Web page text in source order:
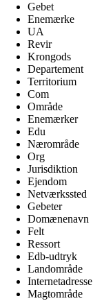
Gebet
Enemærke
UA
Revir
Krongods
Departement
Territorium
Com
Område
Enemærker
Edu
Nærområde
Org
Jurisdiktion
Ejendom
Netværkssted
Gebeter
Domænenavn
Felt
Ressort
Edb-udtryk
Landområde
Internetadresse
Magtområde